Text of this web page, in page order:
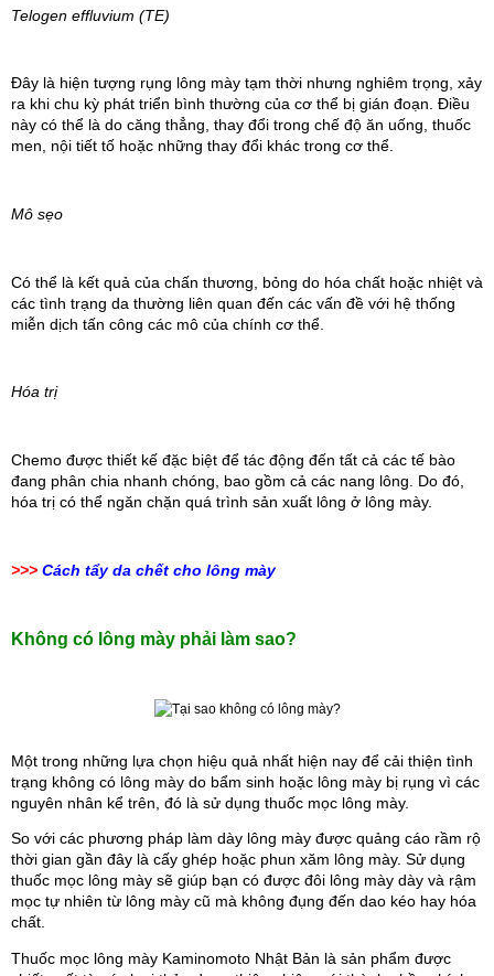
Telogen effluvium (TE)
Đây là hiện tượng rụng lông mày tạm thời nhưng nghiêm trọng, xảy
ra khi chu kỳ phát triển bình thường của cơ thể bị gián đoạn. Điều
này có thể là do căng thẳng, thay đổi trong chế độ ăn uống, thuốc
men, nội tiết tố hoặc những thay đổi khác trong cơ thể.
Mô sẹo
Có thể là kết quả của chấn thương, bỏng do hóa chất hoặc nhiệt và
các tình trạng da thường liên quan đến các vấn đề với hệ thống
miễn dịch tấn công các mô của chính cơ thể.
Hóa trị
Chemo được thiết kế đặc biệt để tác động đến tất cả các tế bào
đang phân chia nhanh chóng, bao gồm cả các nang lông. Do đó,
hóa trị có thể ngăn chặn quá trình sản xuất lông ở lông mày.
>>> Cách tẩy da chết cho lông mày
Không có lông mày phải làm sao?
Một trong những lựa chọn hiệu quả nhất hiện nay để cải thiện tình
trạng không có lông mày do bẩm sinh hoặc lông mày bị rụng vì các
nguyên nhân kể trên, đó là sử dụng thuốc mọc lông mày.
So với các phương pháp làm dày lông mày được quảng cáo rầm rộ
thời gian gần đây là cấy ghép hoặc phun xăm lông mày. Sử dụng
thuốc mọc lông mày sẽ giúp bạn có được đôi lông mày dày và rậm
mọc tự nhiên từ lông mày cũ mà không đụng đến dao kéo hay hóa
chất.
Thuốc mọc lông mày Kaminomoto Nhật Bản là sản phẩm được